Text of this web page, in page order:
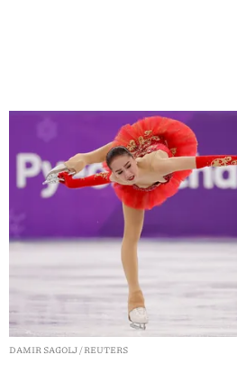
DAMIR SAGOLJ / REUTERS